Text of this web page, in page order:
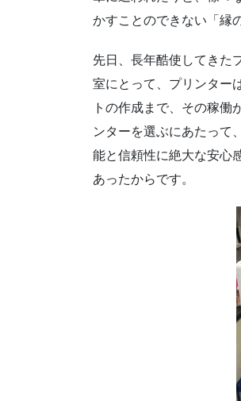
かすことのできない「縁
先日、長年酷使してきた
室にとって、プリンター
トの作成まで、その稼働
ンターを選ぶにあたって
能と信頼性に絶大な安心
あったからです。